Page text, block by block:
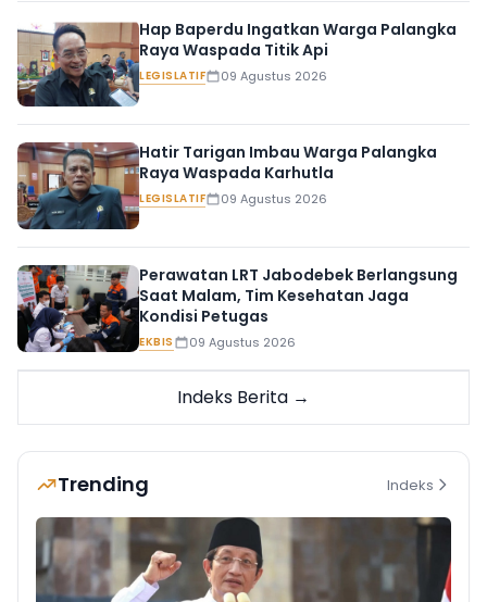
Hap Baperdu Ingatkan Warga Palangka
Raya Waspada Titik Api
LEGISLATIF 09 Agustus 2026
Hatir Tarigan Imbau Warga Palangka
Raya Waspada Karhutla
LEGISLATIF 09 Agustus 2026
Perawatan LRT Jabodebek Berlangsung
Saat Malam, Tim Kesehatan Jaga
Kondisi Petugas
EKBIS 09 Agustus 2026
Indeks Berita →
Trending Indeks